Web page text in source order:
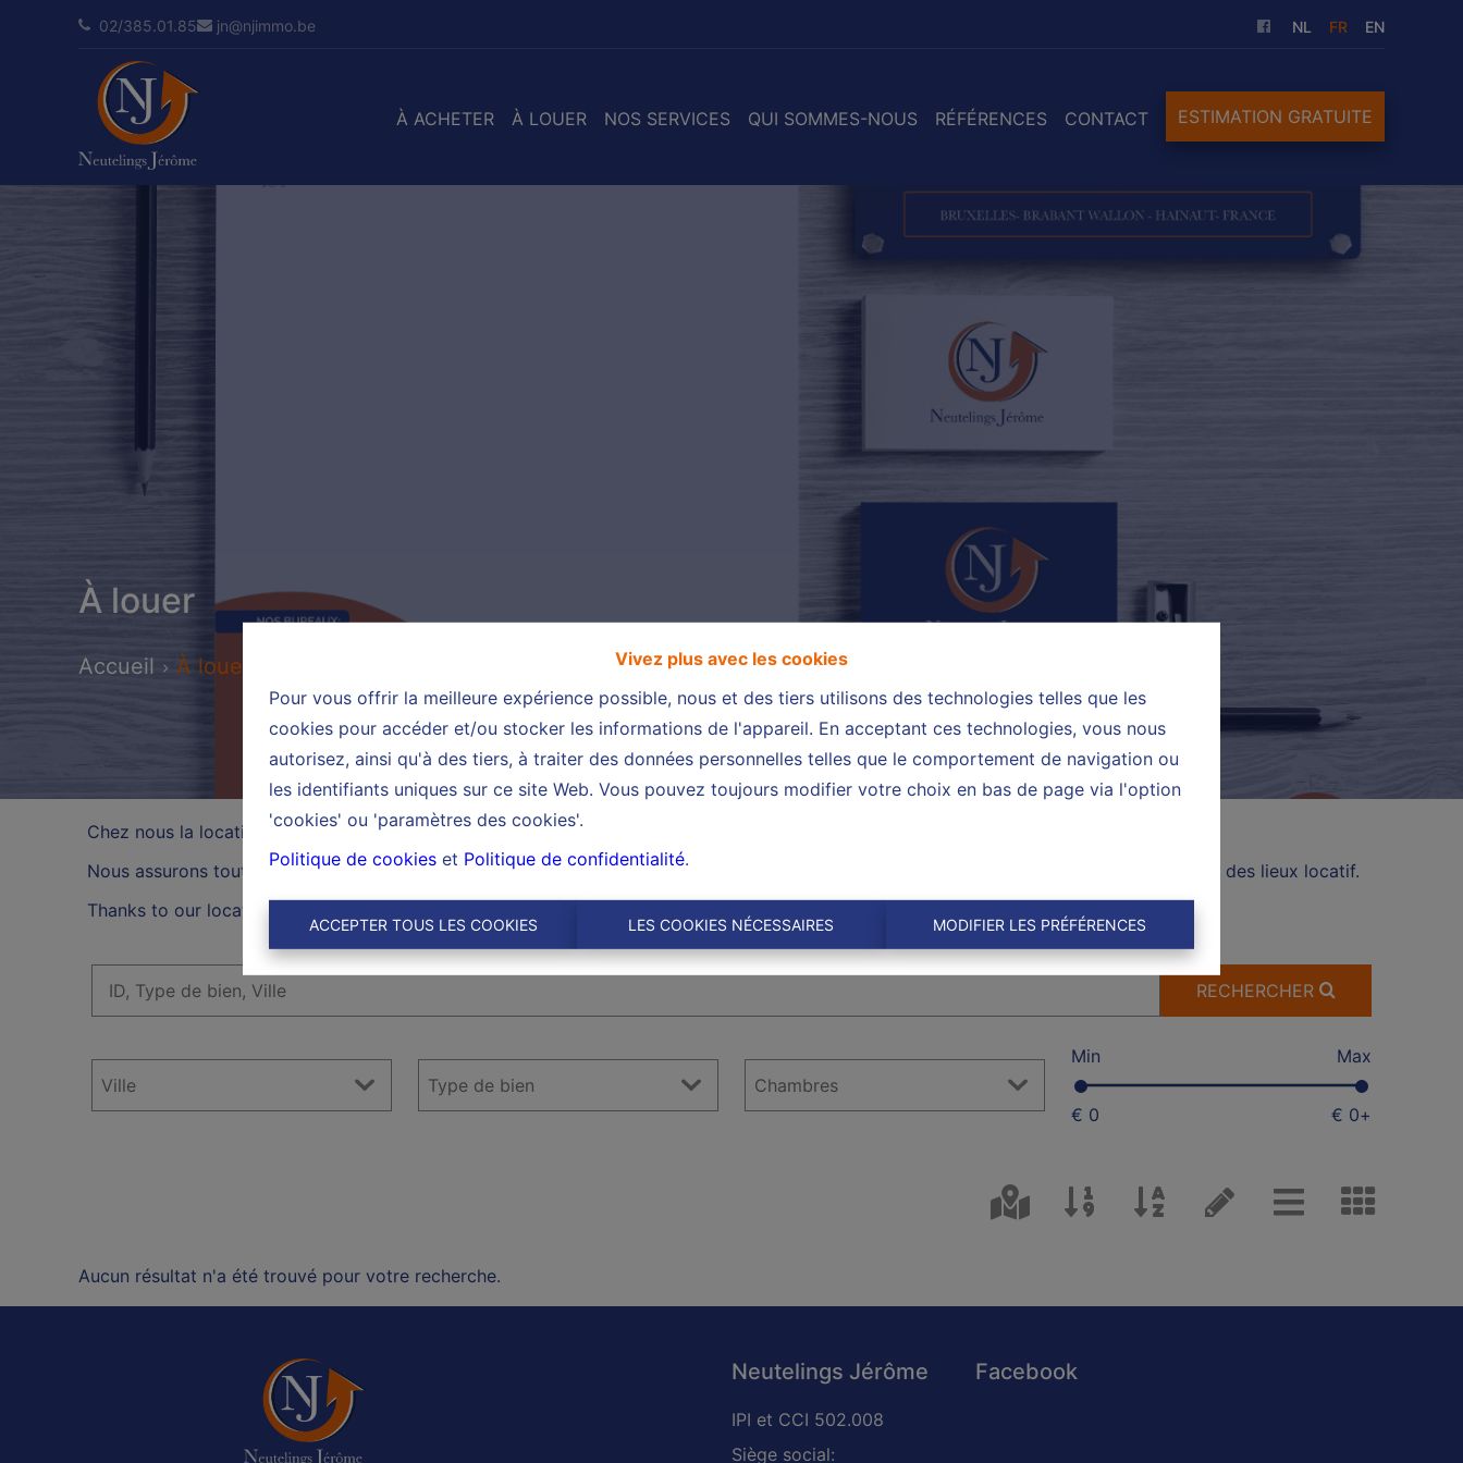
Vivez plus avec les cookies
Pour vous offrir la meilleure expérience possible, nous et des tiers utilisons des technologies telles que les
cookies pour accéder et/ou stocker les informations de l'appareil. En acceptant ces technologies, vous nous
autorisez, ainsi qu'à des tiers, à traiter des données personnelles telles que le comportement de navigation ou
les identifiants uniques sur ce site Web. Vous pouvez toujours modifier votre choix en bas de page via l'option
'cookies' ou 'paramètres des cookies'.
Politique de cookies et Politique de confidentialité.
ACCEPTER TOUS LES COOKIES LES COOKIES NÉCESSAIRES MODIFIER LES PRÉFÉRENCES
02/385.01.85 jn@njimmo.be NL FR EN
À ACHETER À LOUER NOS SERVICES QUI SOMMES-NOUS RÉFÉRENCES CONTACT ESTIMATION GRATUITE
À louer
Accueil À louer
Chez nous la location se conçoit de manière complète.
Nous assurons tout le suivi de la rédaction complète du bail, à l’enregistrement de ce dernier jusqu’à la rédaction du procès- verbal d’état des lieux locatif.
Thanks to our location Montoise d 'Hautrage near the SHAPE , we are used renting to expatriates, do not hesitate to consult us.
RECHERCHER
Min Max
€ 0 € 0+
Aucun résultat n'a été trouvé pour votre recherche.
Neutelings Jérôme
IPI et CCI 502.008
Siège social:
Facebook